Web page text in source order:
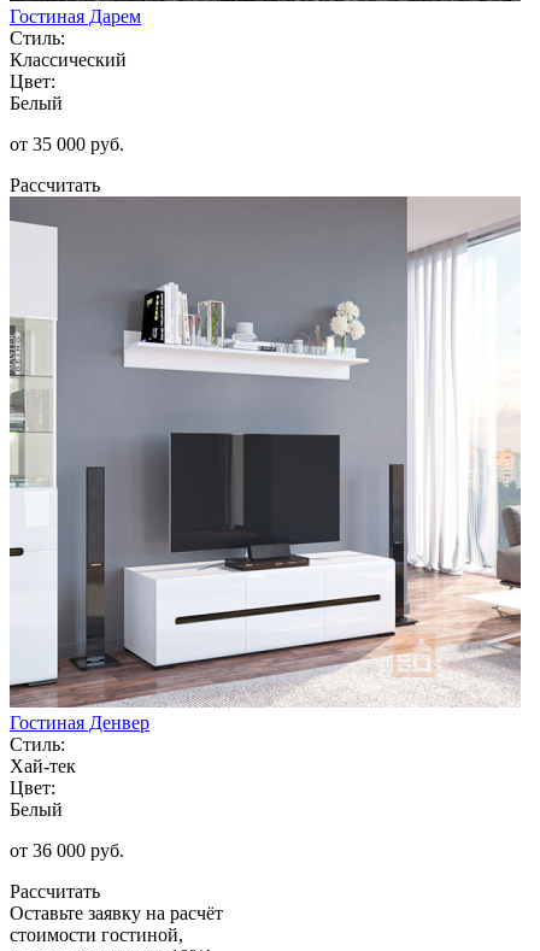
Гостиная Дарем
Стиль:
Классический
Цвет:
Белый
от 35 000 руб.
Рассчитать
Гостиная Денвер
Стиль:
Хай-тек
Цвет:
Белый
от 36 000 руб.
Рассчитать
Оставьте заявку на расчёт
стоимости гостиной,